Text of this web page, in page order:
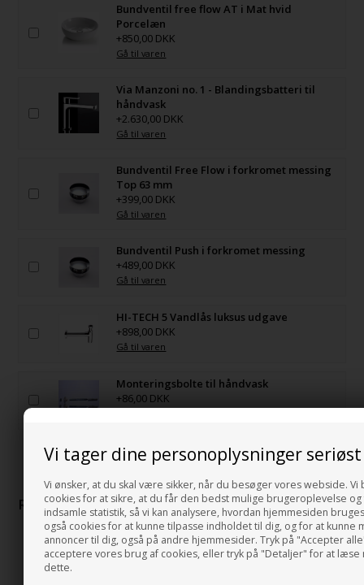
Vi tager dine personoplysninger seriøst
Vi ønsker, at du skal være sikker, når du besøger vores webside. Vi
cookies for at sikre, at du får den bedst mulige brugeroplevelse
indsamle statistik, så vi kan analysere, hvordan hjemmesiden
også cookies for at kunne tilpasse indholdet til dig, og for at kunne
annoncer til dig, også på andre hjemmesider. Tryk på "Accepter
acceptere vores brug af cookies, eller tryk på "Detaljer" for at læse
dette.
Bundventil free flow AT i Mat hvid
Porcelæn
+850,00 DKK
Gå til varen
Via Manzoni no. 1 - Blandingsbatteri til
håndvask
+2.630,00 DKK
Gå til varen
Bundventil Free Flow i forkromet messing
Top 63 mm
+399,00 DKK
Gå til varen
Bundventil Push i forkromet messing
+489,00 DKK
Gå til varen
HI-TECH 5 Vandlås luksus udgave
+898,00 DKK
Gå til varen
Monteringsbolte til håndvask
+86,00 DKK
RELATEREDE PRODUKTER